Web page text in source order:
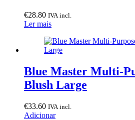
€28.80 IVA incl.
Ler mais
Blue Master Multi-
Blush Large
€33.60 IVA incl.
Adicionar